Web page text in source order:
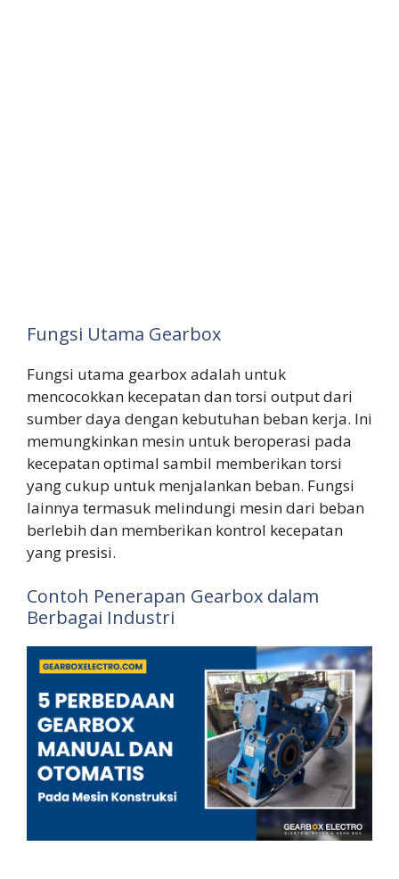
Fungsi Utama Gearbox
Fungsi utama gearbox adalah untuk
mencocokkan kecepatan dan torsi output dari
sumber daya dengan kebutuhan beban kerja. Ini
memungkinkan mesin untuk beroperasi pada
kecepatan optimal sambil memberikan torsi
yang cukup untuk menjalankan beban. Fungsi
lainnya termasuk melindungi mesin dari beban
berlebih dan memberikan kontrol kecepatan
yang presisi.
Contoh Penerapan Gearbox dalam
Berbagai Industri